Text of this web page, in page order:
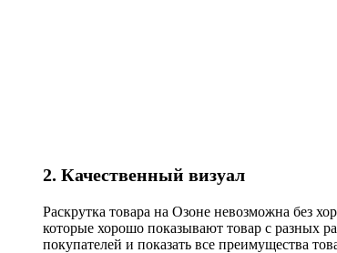
2. Качественный визуал
Раскрутка товара на Озоне невозможна без
которые хорошо показывают товар с разных
покупателей и показать все преимущества